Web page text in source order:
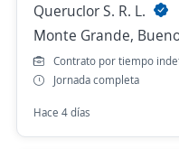
Queruclor S. R. L.
Monte Grande,
Contrato por tiempo
Jornada completa
Hace 4 días